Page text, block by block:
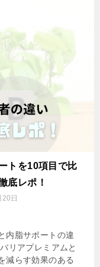
トを10項目で比
底レポ！
日
内脂サポートの違
リアプレミアムと
減らす効果のある